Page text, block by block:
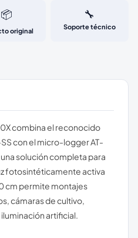
📦
original
🔧
Soporte técnico
combina el reconocido
con el micro-logger AT-
solución completa para
fotosintéticamente activa
cm permite montajes
cámaras de cultivo,
artificial.